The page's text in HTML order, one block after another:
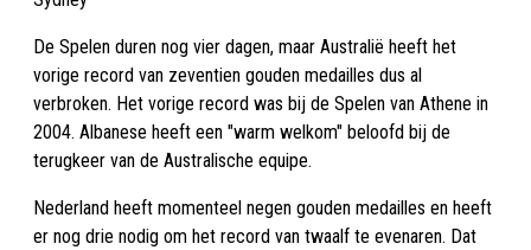
De Spelen duren nog vier dagen, maar Australië heeft het
vorige record van zeventien gouden medailles dus al
verbroken. Het vorige record was bij de Spelen van Athene in
2004. Albanese heeft een "warm welkom" beloofd bij de
terugkeer van de Australische equipe.
Nederland heeft momenteel negen gouden medailles en heeft
er nog drie nodig om het record van twaalf te evenaren. Dat